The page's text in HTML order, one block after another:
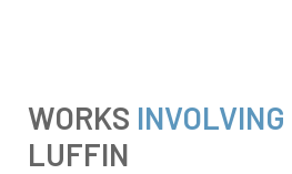
WORKS INVOLVING
LUFFIN